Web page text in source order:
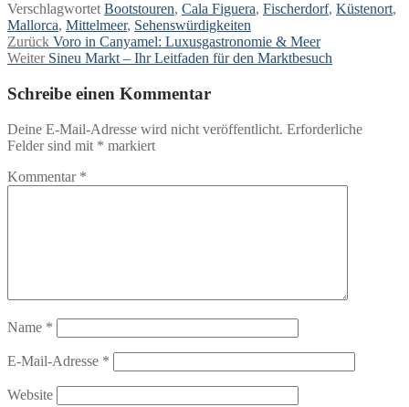
Verschlagwortet Bootstouren, Cala Figuera, Fischerdorf, Küstenort,
Mallorca, Mittelmeer, Sehenswürdigkeiten
Beitragsnavigation
Zurück Vorheriger
Beitrag:
Voro in Canyamel: Luxusgastronomie & Meer
Weiter Nächster
Sineu Markt – Ihr Leitfaden für den Marktbesuch
Schreibe einen Kommentar
Deine E-Mail-Adresse wird nicht veröffentlicht. Erforderliche
Felder sind mit * markiert
Kommentar *
Name *
E-Mail-Adresse *
Website